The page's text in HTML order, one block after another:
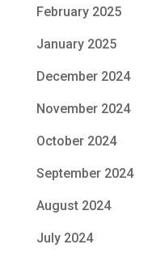
February 2025
January 2025
December 2024
November 2024
October 2024
September 2024
August 2024
July 2024